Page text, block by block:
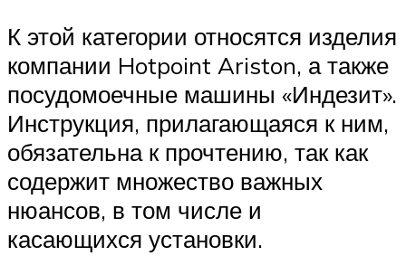
К этой категории относятся изделия
компании Hotpoint Ariston, а также
посудомоечные машины «Индезит».
Инструкция, прилагающаяся к ним,
обязательна к прочтению, так как
содержит множество важных
нюансов, в том числе и
касающихся установки.